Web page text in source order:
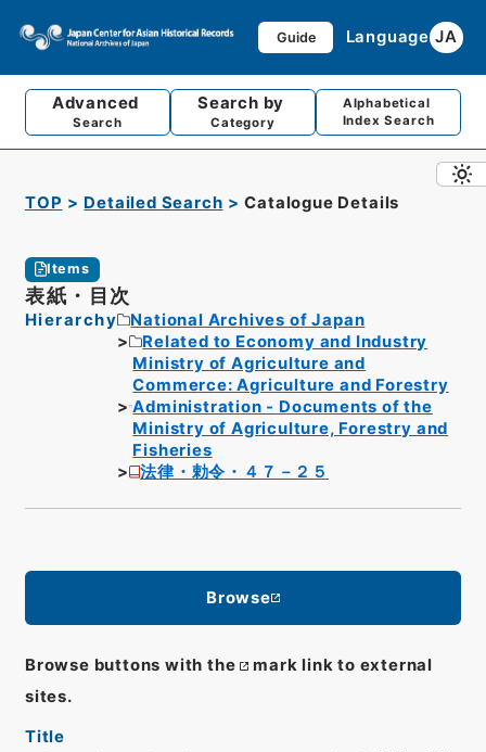
Guide Language JA
Advanced
Search
Search by
Category
Alphabetical
Index Search
TOP Detailed Search Catalogue Details
Items
表紙・目次
Hierarchy
National Archives of Japan
Related to Economy and Industry
Ministry of Agriculture and
Commerce: Agriculture and Forestry
Administration - Documents of the
Ministry of Agriculture, Forestry and
Fisheries
法律・勅令・４７－２５
Browse
Browse buttons with the
mark link to external
sites.
Title